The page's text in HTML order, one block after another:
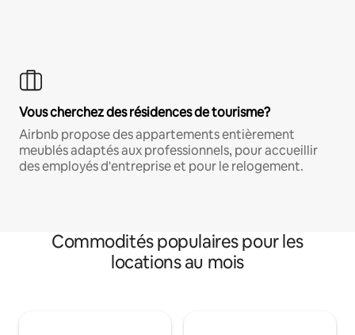
Vous cherchez des résidences de tourisme?
Airbnb propose des appartements entièrement
meublés adaptés aux professionnels, pour accueillir
des employés d'entreprise et pour le relogement.
Commodités populaires pour les
locations au mois